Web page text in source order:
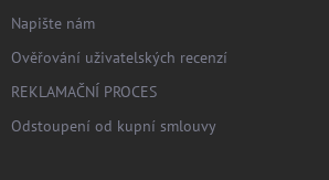
Napište nám
Ověřování uživatelských recenzí
REKLAMAČNÍ PROCES
Odstoupení od kupní smlouvy